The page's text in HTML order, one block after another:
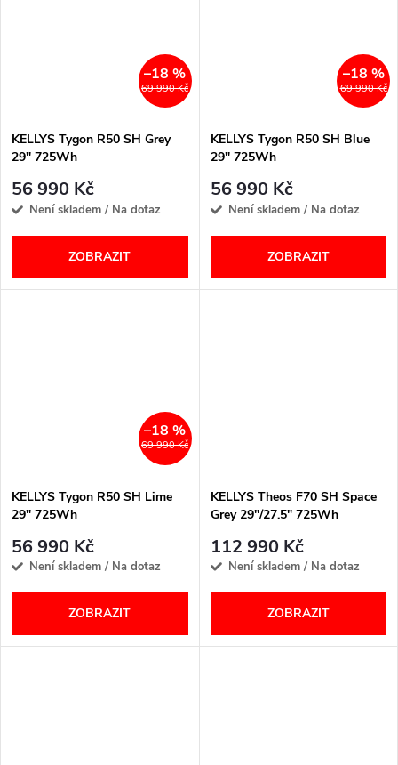
69 990 Kč
–18 %
KELLYS Tygon R50 SH Grey
29" 725Wh
56 990 Kč
Není skladem / Na dotaz
ZOBRAZIT
69 990 Kč
–18 %
KELLYS Tygon R50 SH Blue
29" 725Wh
56 990 Kč
Není skladem / Na dotaz
ZOBRAZIT
69 990 Kč
–18 %
KELLYS Tygon R50 SH Lime
29" 725Wh
56 990 Kč
Není skladem / Na dotaz
ZOBRAZIT
KELLYS Theos F70 SH Space
Grey 29"/27.5" 725Wh
112 990 Kč
Není skladem / Na dotaz
ZOBRAZIT